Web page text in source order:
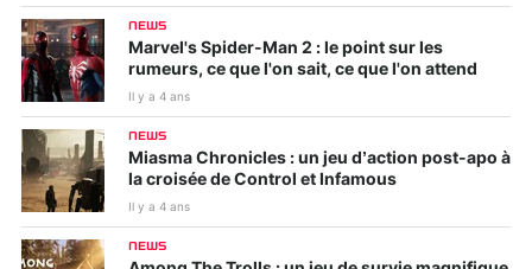
NEWS
Marvel's Spider-Man 2 : le point sur les
rumeurs, ce que l'on sait, ce que l'on attend
Il y a 4 ans
NEWS
Miasma Chronicles : un jeu d’action post-apo à
la croisée de Control et Infamous
Il y a 4 ans
NEWS